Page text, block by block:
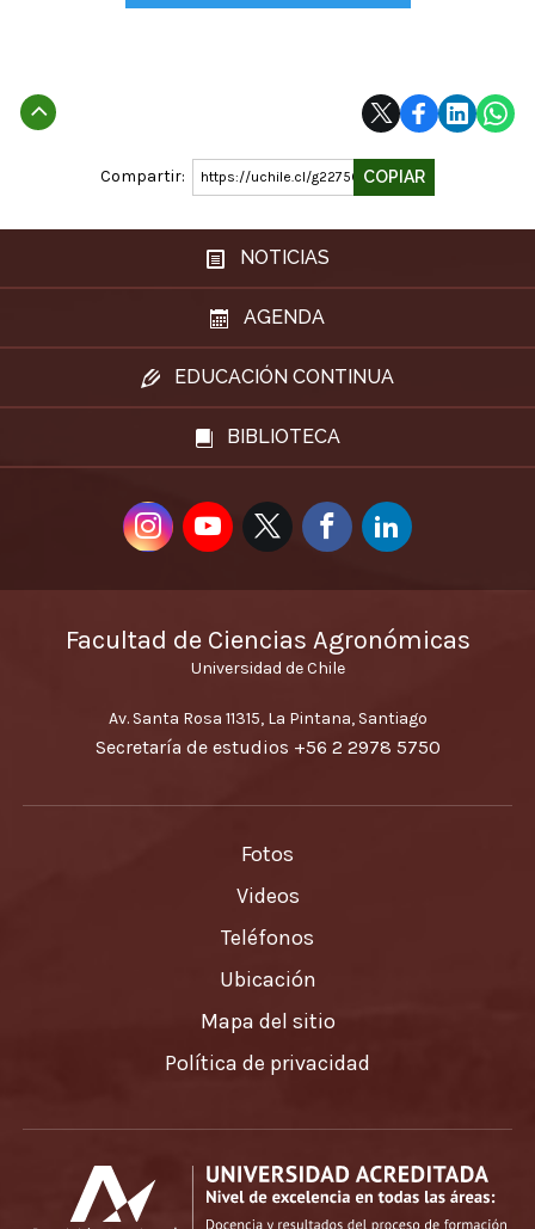
Subir
Compartir: https://uchile.cl/g227507COPIAR
NOTICIAS
AGENDA
EDUCACIÓN CONTINUA
BIBLIOTECA
Facultad de Ciencias Agronómicas
Universidad de Chile
Av. Santa Rosa 11315, La Pintana, Santiago
Secretaría de estudios +56 2 2978 5750
Fotos
Videos
Teléfonos
Ubicación
Mapa del sitio
Política de privacidad